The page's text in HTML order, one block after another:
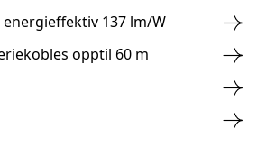
137 lm/W
opptil 60 m